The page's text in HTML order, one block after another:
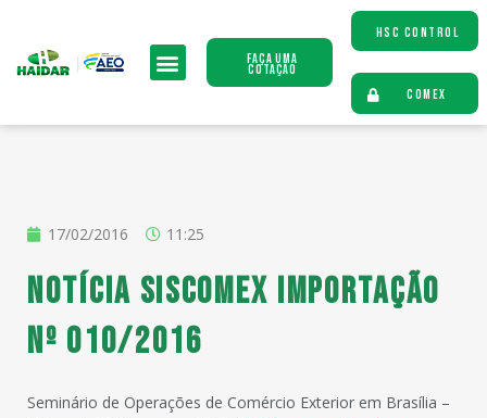
Faça uma
Cotação
HSC CONTROL
COMEX
17/02/2016 11:25
Notícia Siscomex Importação
nº 010/2016
Seminário de Operações de Comércio Exterior em Brasília –